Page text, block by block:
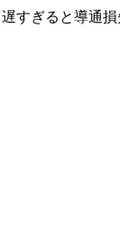
すぎると導通損